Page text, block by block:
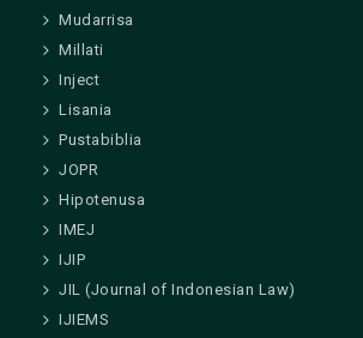
Mudarrisa
Millati
Inject
Lisania
Pustabiblia
JOPR
Hipotenusa
IMEJ
IJIP
JIL (Journal of Indonesian Law)
IJIEMS